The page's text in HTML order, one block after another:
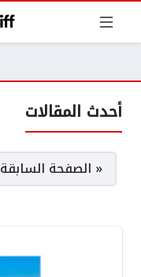
أحدث المقالات
صفحات:
« الصفحة السابقة